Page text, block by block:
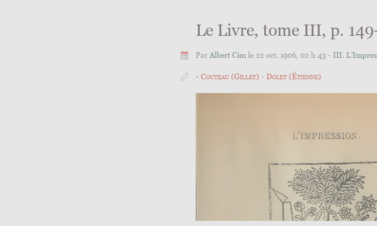
Le Livre, tome III, p.
Par Albert Cim le 22 oct. 1906, 02 h 43 - III.
Couteau (Gillet) Dolet (Étienne)